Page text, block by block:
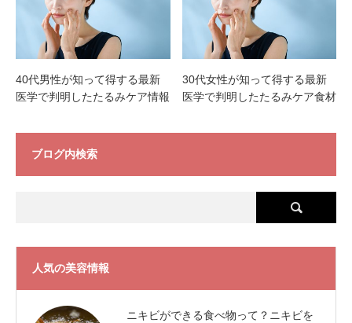
40代男性が知って得する最新
医学で判明したたるみケア情報
30代女性が知って得する最新
医学で判明したたるみケア食材
ブログ内検索
人気の美容情報
ニキビができる食べ物って？ニキビを